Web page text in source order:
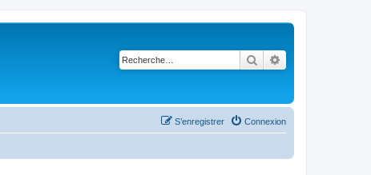
Rechercher
Connexion
S’enregistrer